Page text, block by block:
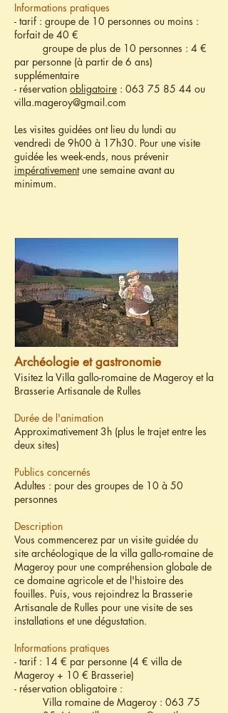
Informations pratiques
- tarif : groupe de 10 personnes ou moins :
forfait de 40 €
groupe de plus de 10 personnes : 4 €
par personne (à partir de 6 ans)
supplémentaire
- réservation obligatoire : 063 75 85 44 ou
villa.mageroy@gmail.com
Les visites guidées ont lieu du lundi au
vendredi de 9h00 à 17h30. Pour une visite
guidée les week-ends, nous prévenir
impérativementune semaine avant au
minimum.
Archéologie et gastronomie
Visitez la Villa gallo-romaine de Mageroy et la
Brasserie Artisanale de Rulles
Durée de l'animation
Approximativement 3h (plus le trajet entre les
deux sites)
Publics concernés
Adultes : pour des groupes de 10 à 50
personnes
Description
Vous commencerez par un visite guidée du
site archéologique de la villa gallo-romaine de
Mageroy pour une compréhension globale de
ce domaine agricole et de l'histoire des
fouilles. Puis, vous rejoindrez la Brasserie
Artisanale de Rulles pour une visite de ses
installations et une dégustation.
Informations pratiques
- tarif : 14 € par personne (4 € villa de
Mageroy + 10 € Brasserie)
- réservation obligatoire :
Villa romaine de Mageroy : 063 75